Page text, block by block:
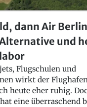
dann Air
und
Flugschulen und
wirkt der
heute eher ruhig.
eine überraschend